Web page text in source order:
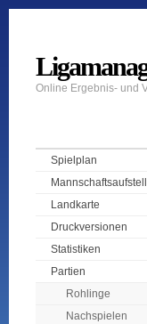
Online Ergebnis- und
Spielplan
Landkarte
Druckversionen
Statistiken
Partien
Rohlinge
Nachspielen